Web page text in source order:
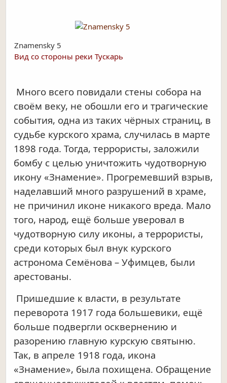
Znamensky 5
Вид со стороны реки Тускарь
Много всего повидали стены собора на
своём веку, не обошли его и трагические
события, одна из таких чёрных страниц, в
судьбе курского храма, случилась в марте
1898 года. Тогда, террористы, заложили
бомбу с целью уничтожить чудотворную
икону «Знамение». Прогремевший взрыв,
наделавший много разрушений в храме,
не причинил иконе никакого вреда. Мало
того, народ, ещё больше уверовал в
чудотворную силу иконы, а террористы,
среди которых был внук курского
астронома Семёнова – Уфимцев, были
арестованы.
Пришедшие к власти, в результате
переворота 1917 года большевики, ещё
больше подвергли осквернению и
разорению главную курскую святыню.
Так, в апреле 1918 года, икона
«Знамение», была похищена. Обращение